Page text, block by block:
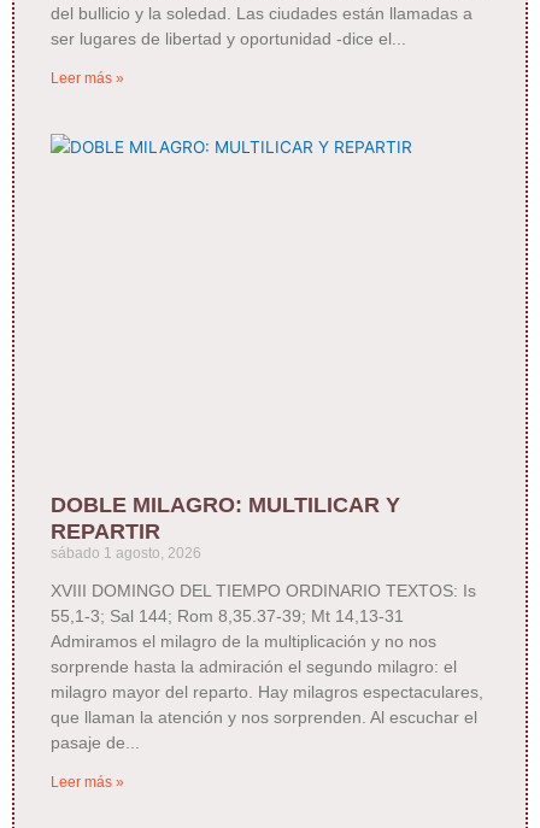
del bullicio y la soledad. Las ciudades están llamadas a
ser lugares de libertad y oportunidad -dice el
Leer más »
DOBLE MILAGRO: MULTILICAR Y
REPARTIR
sábado 1 agosto, 2026
XVIII DOMINGO DEL TIEMPO ORDINARIO TEXTOS: Is
55,1-3; Sal 144; Rom 8,35.37-39; Mt 14,13-31
Admiramos el milagro de la multiplicación y no nos
sorprende hasta la admiración el segundo milagro: el
milagro mayor del reparto. Hay milagros espectaculares,
que llaman la atención y nos sorprenden. Al escuchar el
pasaje de
Leer más »